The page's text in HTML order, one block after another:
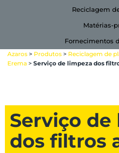
Reciclagem
Matérias-
Fornecimentos
Azaros > Produtos > Reciclagem de
Erema > Serviço de limpeza dos
Serviço de
dos filtros